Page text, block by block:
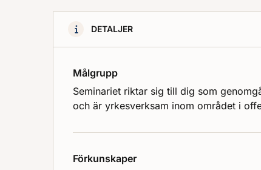
DETALJER
Målgrupp
Seminariet riktar sig till dig som
och är yrkesverksam inom området i
Förkunskaper